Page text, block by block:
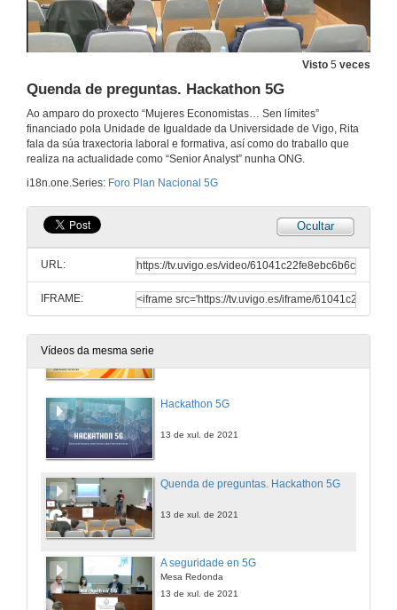
Visto 5 veces
Quenda de preguntas. Hackathon 5G
Ao amparo do proxecto “Mujeres Economistas… Sen límites”
financiado pola Unidade de Igualdade da Universidade de Vigo, Rita
fala da súa traxectoria laboral e formativa, así como do traballo que
realiza na actualidade como “Senior Analyst” nunha ONG.
i18n.one.Series: Foro Plan Nacional 5G
Ocultar
URL:
IFRAME:
Vídeos da mesma serie
13 de xul. de 2021
Novos Servizos 5G. Orange
13 de xul. de 2021
13 de xul. de 2021
Hackathon 5G
13 de xul. de 2021
Quenda de preguntas. Hackathon 5G
13 de xul. de 2021
A seguridade en 5G
Mesa Redonda
13 de xul. de 2021